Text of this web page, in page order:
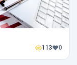
113 0